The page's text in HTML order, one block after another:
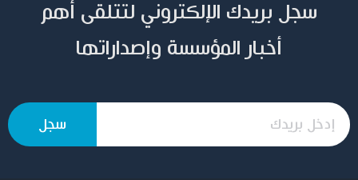
سجل بريدك الإلكتروني لتتلقى أهم
أخبار المؤسسة وإصداراتها